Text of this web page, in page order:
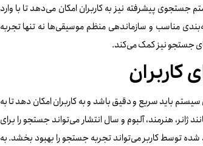
جستجوی پیشرفته نیز به کاربران امکان می‌دهد تا با وارد
مناسب و سازماندهی منظم موسیقی‌ها نه تنها تجربه
جستجو نیز کمک می‌کند.
کاربران
باید سریع و دقیق باشد و به کاربران امکان دهد تا به
هنرمند، آلبوم و سال انتشار می‌تواند جستجو را برای
توسط کاربر می‌تواند تجربه جستجو را بهبود بخشد. به